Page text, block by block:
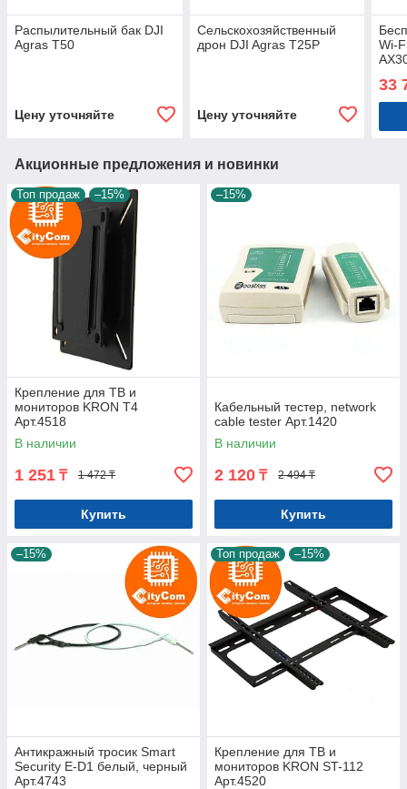
Распылительный бак DJI
Agras T50
Цену уточняйте
Сельскохозяйственный
дрон DJI Agras T25P
Цену уточняйте
Wi-
33
Акционные предложения и новинки
Топ продаж –15%
Крепление для ТВ и
мониторов KRON T4
Арт.4518
В наличии
1 251 ₸ 1 472 ₸
Купить
–15%
Кабельный тестер, network
cable tester Арт.1420
В наличии
2 120 ₸ 2 494 ₸
Купить
–15%
Антикражный тросик Smart
Security E-D1 белый, черный
Арт.4743
Топ продаж –15%
Крепление для ТВ и
мониторов KRON ST-112
Арт.4520